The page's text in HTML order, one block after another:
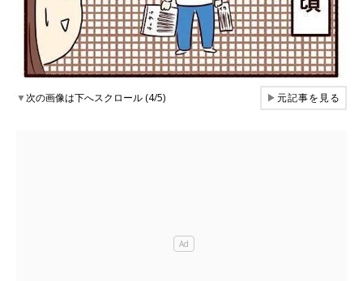
▼次の画像は下へスクロール (4/5) ▶元記事を見る